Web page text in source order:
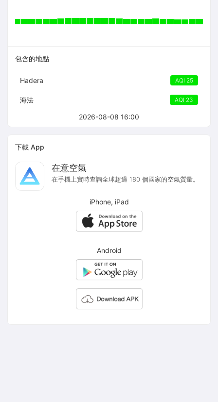
2026-08-08 16:00
包含的地點
Hadera AQI 25
海法 AQI 23
下載 App
在意空氣
在手機上實時查詢全球超過 180 個國家的空氣質量。
iPhone, iPad
Android